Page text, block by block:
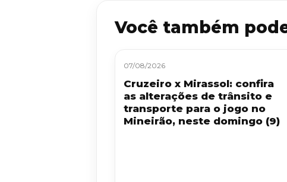
Você também
07/08/2026
Cruzeiro x Mirassol: confira
as alterações de trânsito e
transporte para o jogo no
Mineirão, neste domingo (9)